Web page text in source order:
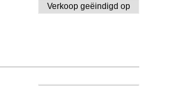
Verkoop geëindigd op